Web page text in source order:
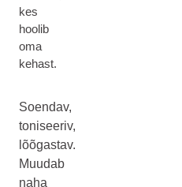
kes
hoolib
oma
kehast.
Soendav,
toniseeriv,
lõõgastav.
Muudab
naha